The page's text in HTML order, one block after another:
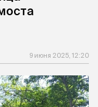
9 июня 2025, 12:20